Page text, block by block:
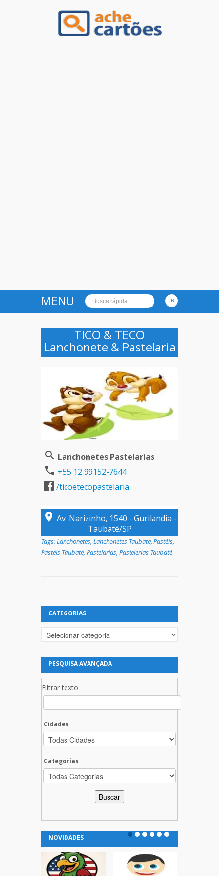
MENU
TICO & TECO
Lanchonete & Pastelaria
Lanchonetes Pastelarias
+55 12 99152-7644
/ticoetecopastelaria
Av. Narizinho, 1540 - Gurilandia -
Taubaté/SP
Tags:Lanchonetes, Lanchonetes Taubaté, Pastéis,
Pastéis Taubaté, Pastelarias, Pastelerias Taubaté
CATEGORIAS
Categorias
PESQUISA AVANÇADA
Filtrar texto
Cidades
Categorias
NOVIDADES